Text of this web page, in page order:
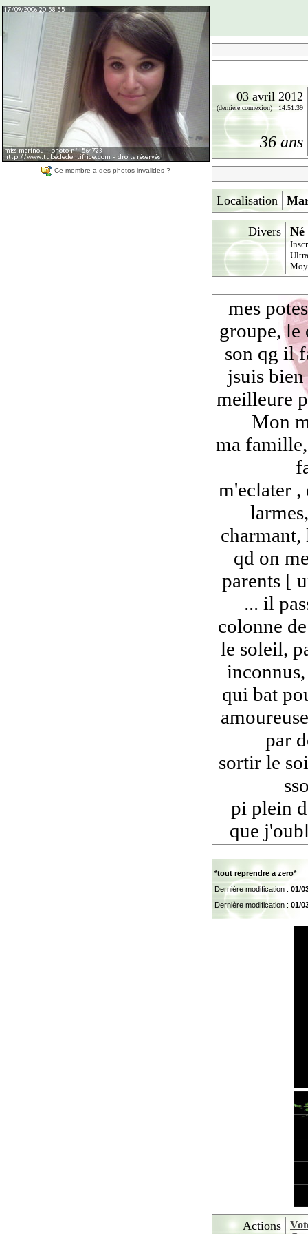
Ce membre a des photos invalides ?
03 avril 2012
(dernière connexion) 14:51:39
36 ans
Localisation
Divers Né
mes
groupe, le
son qg il
jsuis
meilleure
Mon
ma
m'eclater
charmant,
qd on
parents [
... il
colonne
le soleil,
qui bat
par
sortir le
pi plein
que
*tout reprendre a zero*
Dernière modification : 01/
Dernière modification : 01/
Actions